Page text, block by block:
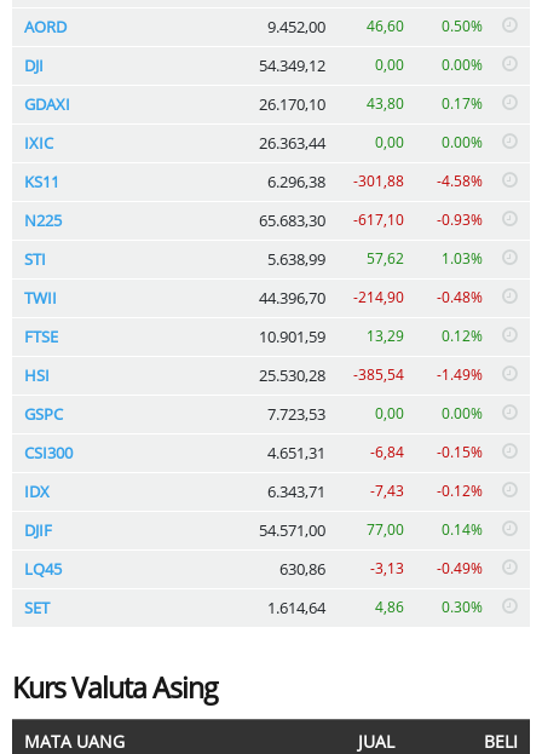
AORD 9.452,00 46,60 0.50%
DJI 54.349,12 0,00 0.00%
GDAXI 26.170,10 43,80 0.17%
IXIC 26.363,44 0,00 0.00%
KS11 6.296,38 -301,88 -4.58%
N225 65.683,30 -617,10 -0.93%
STI 5.638,99 57,62 1.03%
TWII 44.396,70 -214,90 -0.48%
FTSE 10.901,59 13,29 0.12%
HSI 25.530,28 -385,54 -1.49%
GSPC 7.723,53 0,00 0.00%
CSI300 4.651,31 -6,84 -0.15%
IDX 6.343,71 -7,43 -0.12%
DJIF 54.571,00 77,00 0.14%
LQ45 630,86 -3,13 -0.49%
SET 1.614,64 4,86 0.30%
Kurs Valuta Asing
MATA UANG JUAL
BELI